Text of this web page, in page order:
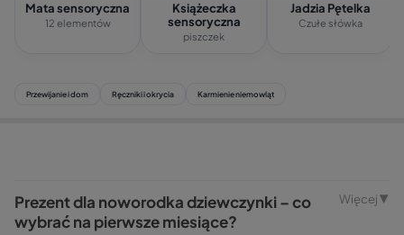
Mata sensoryczna
12 elementów
Książeczka
sensoryczna
piszczek
Jadzia Pętelka
Czułe słówka
Przewijanie i dom Ręczniki i okrycia Karmienie niemowląt
Prezent dla noworodka dziewczynki – co
wybrać na pierwsze miesiące?
Więcej ▼